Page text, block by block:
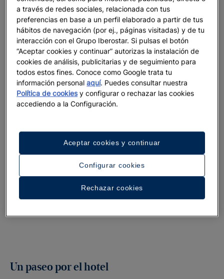
Un paseo por el hotel
a través de redes sociales, relacionada con tus
preferencias en base a un perfil elaborado a partir de tus
hábitos de navegación (por ej., páginas visitadas) y de tu
interacción con el Grupo Iberostar. Si pulsas el botón
“Aceptar cookies y continuar” autorizas la instalación de
cookies de análisis, publicitarias y de seguimiento para
todos estos fines. Conoce como Google trata tu
información personalaquí. Puedes consultar nuestra
Política de cookiesy configurar o rechazar las cookies
accediendo a la Configuración.
Configurar cookies
Rechazar cookies
Aceptar cookies y continuar